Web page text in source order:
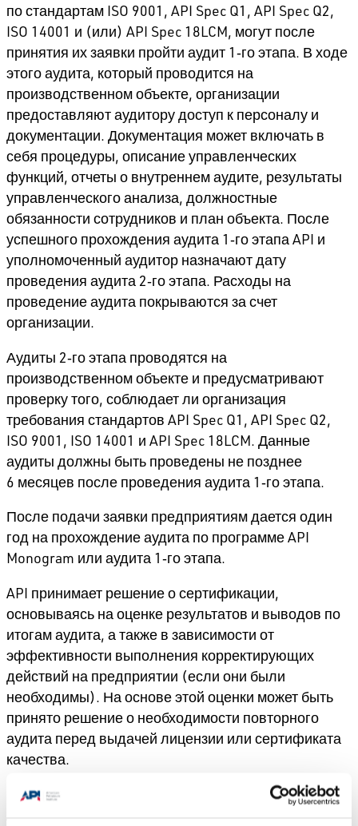
по стандартам ISO 9001, API Spec Q1, API Spec Q2,
ISO 14001 и (или) API Spec 18LCM, могут после
принятия их заявки пройти аудит 1‑го этапа. В ходе
этого аудита, который проводится на
производственном объекте, организации
предоставляют аудитору доступ к персоналу и
документации. Документация может включать в
себя процедуры, описание управленческих
функций, отчеты о внутреннем аудите, результаты
управленческого анализа, должностные
обязанности сотрудников и план объекта. После
успешного прохождения аудита 1‑го этапа API и
уполномоченный аудитор назначают дату
проведения аудита 2‑го этапа. Расходы на
проведение аудита покрываются за счет
организации.
Аудиты 2‑го этапа проводятся на
производственном объекте и предусматривают
проверку того, соблюдает ли организация
требования стандартов API Spec Q1, API Spec Q2,
ISO 9001, ISO 14001 и API Spec 18LCM. Данные
аудиты должны быть проведены не позднее
6 месяцев после проведения аудита 1‑го этапа.
После подачи заявки предприятиям дается один
год на прохождение аудита по программе API
Monogram или аудита 1‑го этапа.
API принимает решение о сертификации,
основываясь на оценке результатов и выводов по
итогам аудита, а также в зависимости от
эффективности выполнения корректирующих
действий на предприятии (если они были
необходимы). На основе этой оценки может быть
принято решение о необходимости повторного
аудита перед выдачей лицензии или сертификата
качества.
Организации, сертифицированные по стандартам